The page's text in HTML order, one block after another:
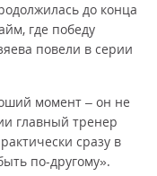
до конца
где победу
повели в серии
момент – он не
главный тренер
сразу в
по-другому».